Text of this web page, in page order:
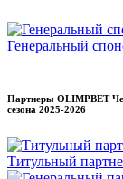
Генеральный
Партнеры OLIMPBET
сезона 2025-2026
Титульный